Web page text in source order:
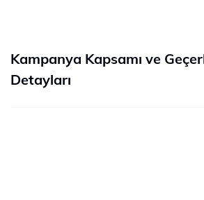
Kampanya Kapsamı ve
Detayları